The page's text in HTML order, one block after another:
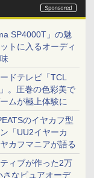
SP4000T」の魅
トに入るオーディ
ドテレビ「TCL
。圧巻の色彩美で
ムが極上体験に
のイヤカフ型
「UU2イヤーカ
カフマニアが語る
ィブが作った2万
さなピュアオーデ